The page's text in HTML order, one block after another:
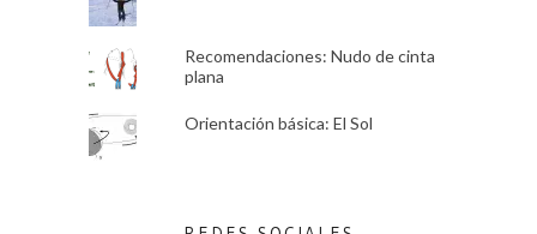
Recomendaciones: Nudo de cinta
plana
Orientación básica: El Sol